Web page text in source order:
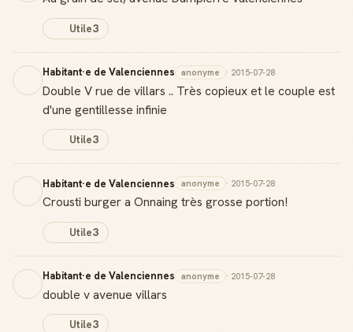
Utile3
Habitant·e de Valenciennes anonyme · 2015-07-28
Double V rue de villars .. Très copieux et le couple est
d'une gentillesse infinie
Utile3
Habitant·e de Valenciennes anonyme · 2015-07-28
Crousti burger a Onnaing très grosse portion!
Utile3
Habitant·e de Valenciennes anonyme · 2015-07-28
double v avenue villars
Utile3